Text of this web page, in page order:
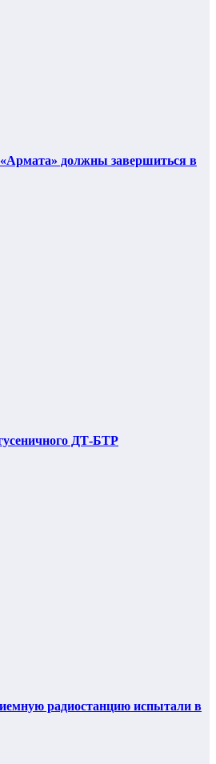
должны завершиться в
ДТ-БТР
радиостанцию испытали в